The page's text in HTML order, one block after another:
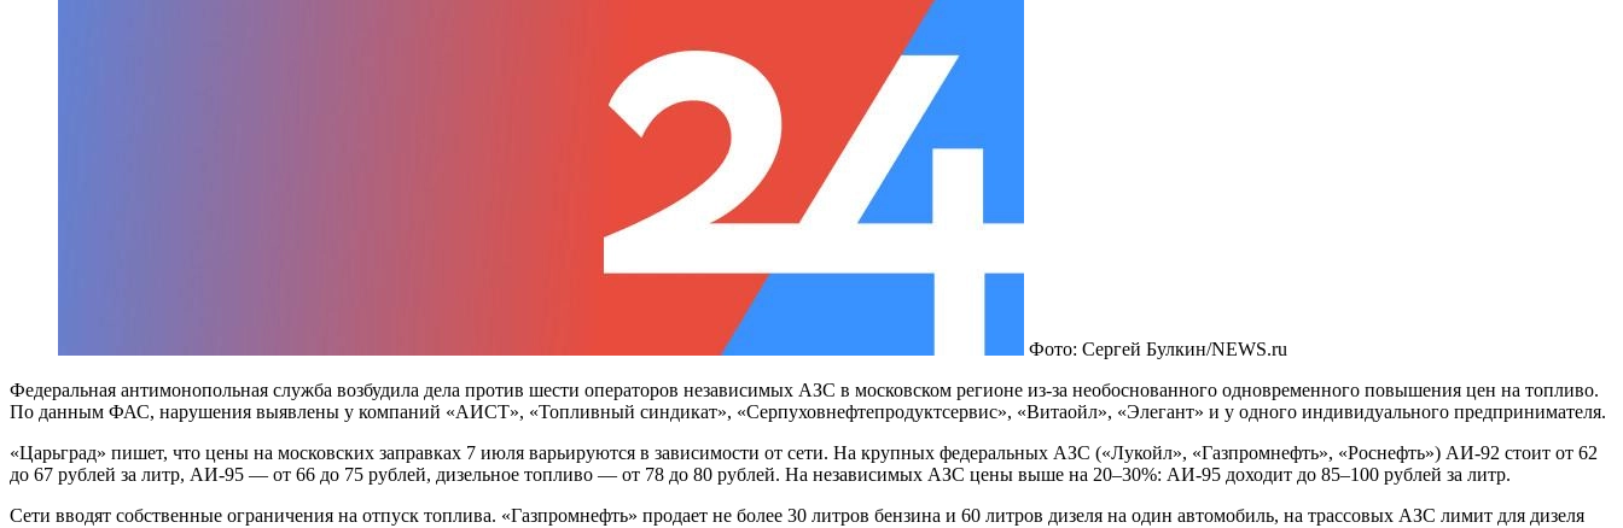
Фото: Сергей Булкин/NEWS.ru
Федеральная антимонопольная служба возбудила дела против шести операторов независимых АЗС в московском регионе из-за необоснованного одновременного повышения цен на топливо.
По данным ФАС, нарушения выявлены у компаний «АИСТ», «Топливный синдикат», «Серпуховнефтепродуктсервис», «Витаойл», «Элегант» и у одного индивидуального предпринимателя.
«Царьград» пишет, что цены на московских заправках 7 июля варьируются в зависимости от сети. На крупных федеральных АЗС («Лукойл», «Газпромнефть», «Роснефть») АИ-92 стоит от 62
до 67 рублей за литр, АИ-95 — от 66 до 75 рублей, дизельное топливо — от 78 до 80 рублей. На независимых АЗС цены выше на 20–30%: АИ-95 доходит до 85–100 рублей за литр.
Сети вводят собственные ограничения на отпуск топлива. «Газпромнефть» продает не более 30 литров бензина и 60 литров дизеля на один автомобиль, на трассовых АЗС лимит для дизеля